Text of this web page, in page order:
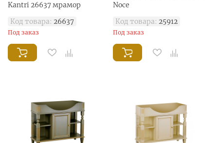
Kantri 26637 мрамор
Код товара: 26637
Под заказ
Noce
Код товара: 25912
Под заказ